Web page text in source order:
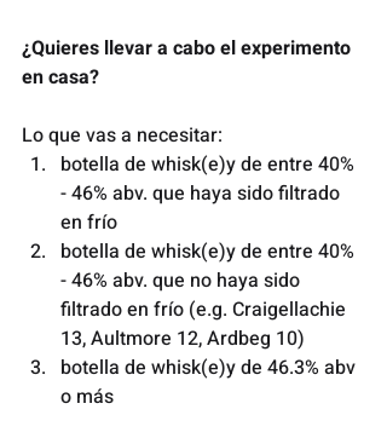
¿Quieres llevar a cabo el experimento
en casa?
Lo que vas a necesitar:
botella de whisk(e)y de entre 40%
- 46% abv. que haya sido filtrado
en frío
botella de whisk(e)y de entre 40%
- 46% abv. que no haya sido
filtrado en frío (e.g. Craigellachie
13, Aultmore 12, Ardbeg 10)
botella de whisk(e)y de 46.3% abv
o más